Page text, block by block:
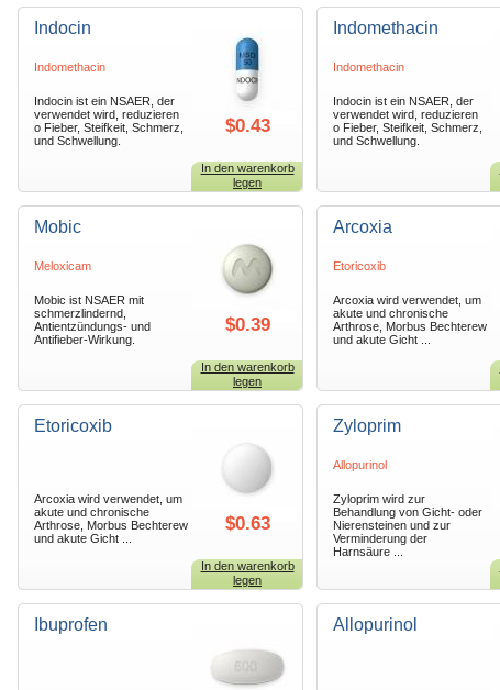
Indocin
Indomethacin
Indocin ist ein NSAER, der
verwendet wird, reduzieren
o Fieber, Steifkeit, Schmerz,
und Schwellung.
$0.43
In den warenkorb
legen
Indomethacin
Indomethacin
Indocin ist ein NSAER, der
verwendet wird, reduzieren
o Fieber, Steifkeit, Schmerz,
und Schwellung.
Mobic
Meloxicam
Mobic ist NSAER mit
schmerzlindernd,
Antientzündungs- und
Antifieber-Wirkung.
$0.39
In den warenkorb
legen
Arcoxia
Etoricoxib
Arcoxia wird verwendet, um
akute und chronische
Arthrose, Morbus Bechterew
und akute Gicht ...
Etoricoxib
Arcoxia wird verwendet, um
akute und chronische
Arthrose, Morbus Bechterew
und akute Gicht ...
$0.63
In den warenkorb
legen
Zyloprim
Allopurinol
Zyloprim wird zur
Behandlung von Gicht- oder
Nierensteinen und zur
Verminderung der
Harnsäure ...
Ibuprofen Allopurinol